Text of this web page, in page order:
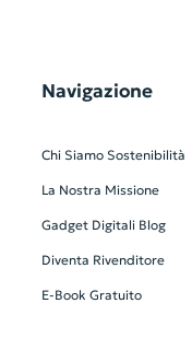
Navigazione
Chi Siamo Sostenibilità
La Nostra Missione
Gadget Digitali Blog
Diventa Rivenditore
E-Book Gratuito